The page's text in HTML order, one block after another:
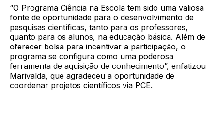
“O Programa Ciência na Escola tem sido uma valiosa
fonte de oportunidade para o desenvolvimento de
pesquisas científicas, tanto para os professores,
quanto para os alunos, na educação básica. Além de
oferecer bolsa para incentivar a participação, o
programa se configura como uma poderosa
ferramenta de aquisição de conhecimento”, enfatizou
Marivalda, que agradeceu a oportunidade de
coordenar projetos científicos via PCE.